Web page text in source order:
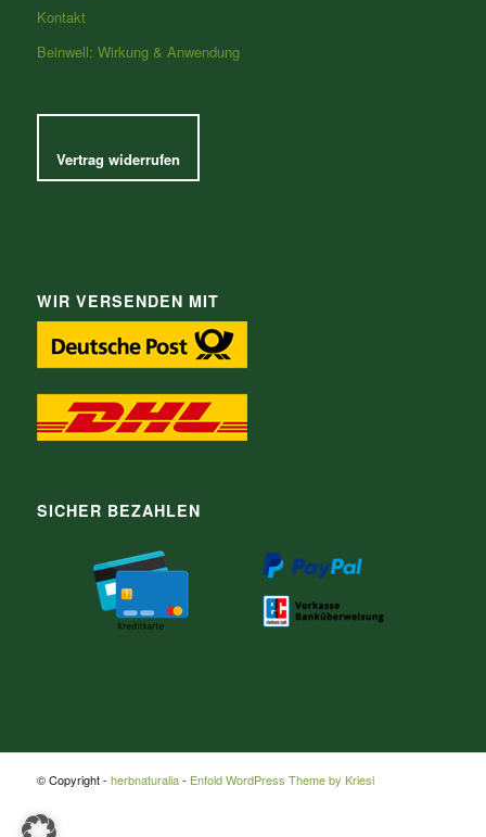
Kontakt
Beinwell: Wirkung & Anwendung
Vertrag widerrufen
WIR VERSENDEN MIT
SICHER BEZAHLEN
© Copyright - herbnaturalia- Enfold WordPress Theme by Kriesi